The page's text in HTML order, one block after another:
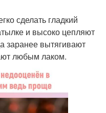
сделать гладкий
и высоко цепляют
заранее вытягивают
любым лаком.